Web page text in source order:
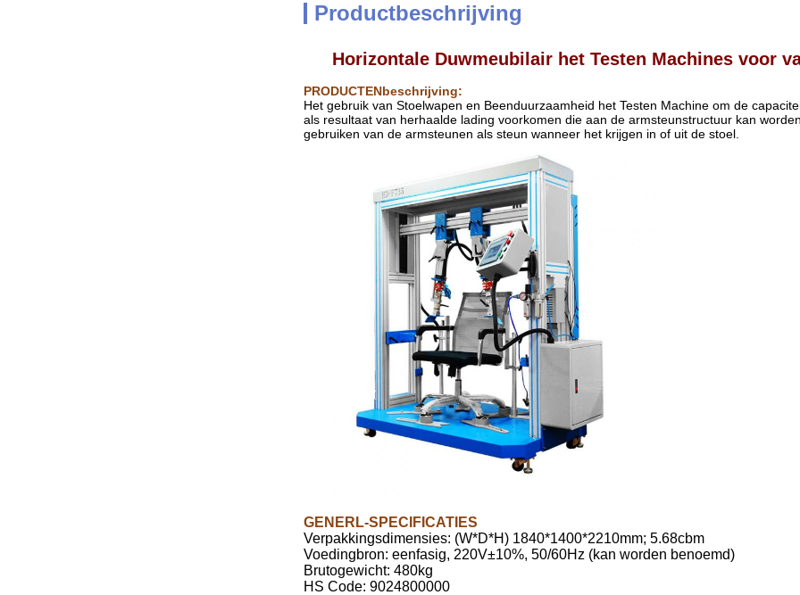
Productbeschrijving
Horizontale Duwmeubilair het Testen Machines voor
PRODUCTENbeschrijving:
Het gebruik van Stoelwapen en Beenduurzaamheid het Testen Machine om de
als resultaat van herhaalde lading voorkomen die aan de armsteunstructuur kan
gebruiken van de armsteunen als steun wanneer het krijgen in of uit de stoel.
GENERL-SPECIFICATIES
Verpakkingsdimensies: (W*D*H) 1840*1400*2210mm; 5.68cbm
Voedingbron: eenfasig, 220V±10%, 50/60Hz (kan worden benoemd)
Brutogewicht: 480kg
HS Code: 9024800000